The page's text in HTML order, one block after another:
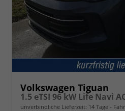
Volkswagen Tiguan
1.5 eTSI 96 kW Life Navi
unverbindliche Lieferzeit: 14 Tage